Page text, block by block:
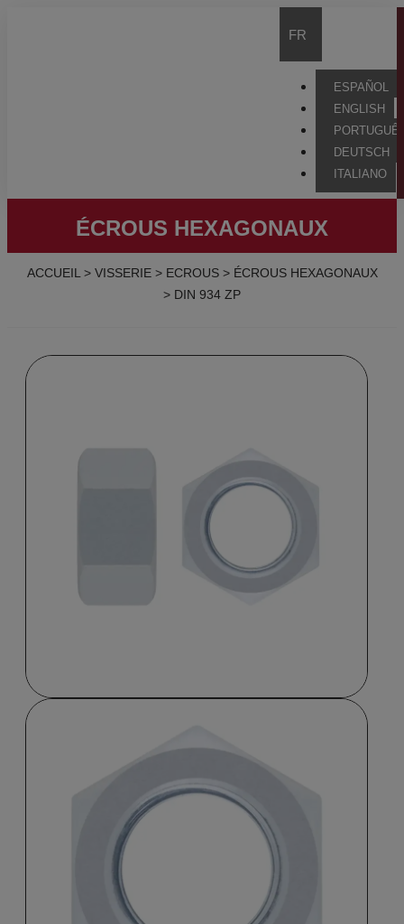
FR
ESPAÑOL
ENGLISH
DEUTSCH
ITALIANO
ÉCROUS HEXAGONAUX
ACCUEIL > VISSERIE> ECROUS> ÉCROUS HEXAGONAUX
> DIN 934 ZP